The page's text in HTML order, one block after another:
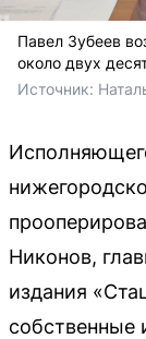
Павел Зубеев
около двух
Источник:
Никонов,
издания
собственные